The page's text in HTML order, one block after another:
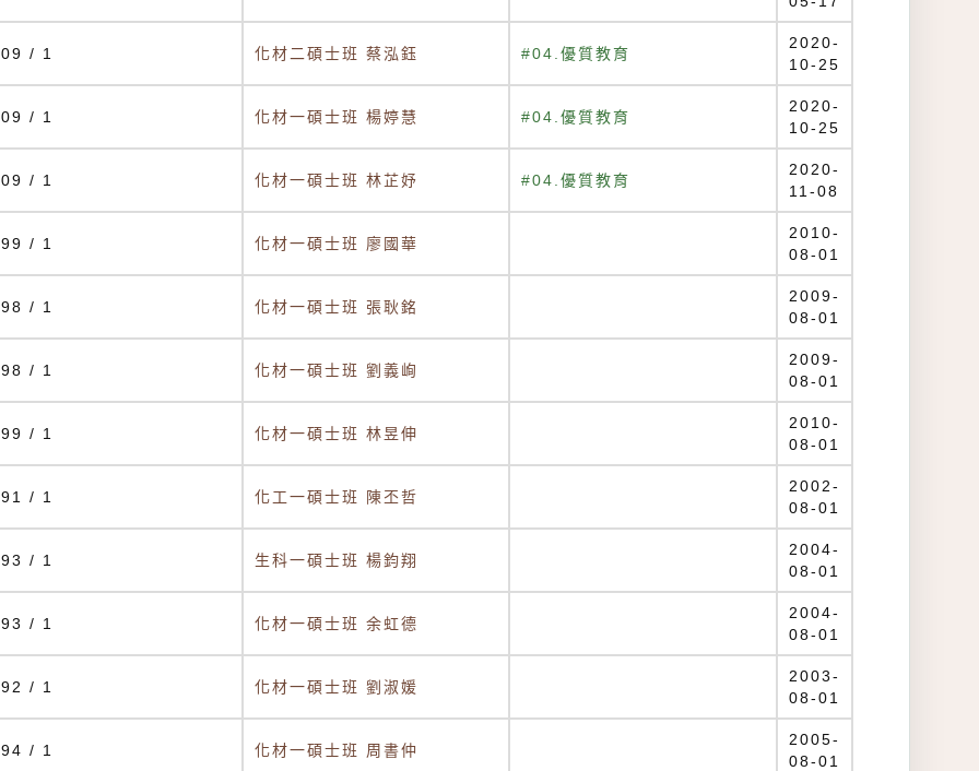
/ 1 化材二碩士班 蔡泓鈺 #04.優質教育
2020-
10-25
/ 1 化材一碩士班 楊婷慧 #04.優質教育
2020-
10-25
/ 1 化材一碩士班 林芷妤 #04.優質教育
2020-
11-08
/ 1 化材一碩士班 廖國華
2010-
08-01
/ 1 化材一碩士班 張耿銘
2009-
08-01
/ 1 化材一碩士班 劉義峋
2009-
08-01
/ 1 化材一碩士班 林昱伸
2010-
08-01
/ 1 化工一碩士班 陳丕哲
2002-
08-01
/ 1 生科一碩士班 楊鈞翔
2004-
08-01
/ 1 化材一碩士班 余虹德
2004-
08-01
/ 1 化材一碩士班 劉淑媛
2003-
08-01
/ 1 化材一碩士班 周書仲
2005-
08-01